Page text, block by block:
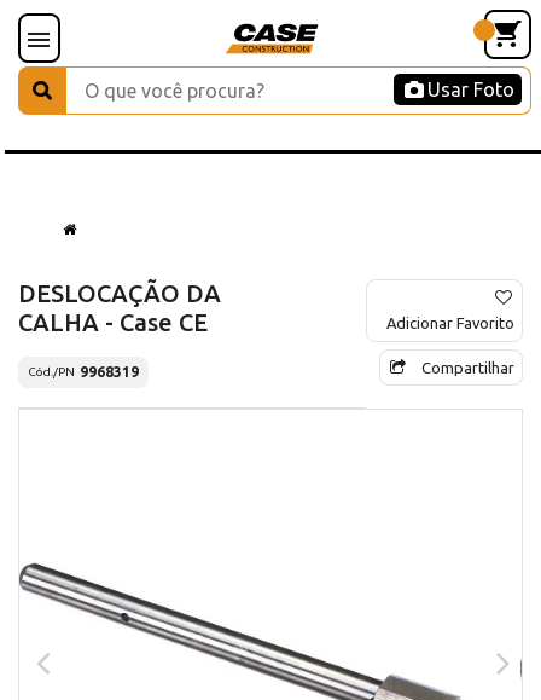
Usar Foto
DESLOCAÇÃO DA
CALHA - Case CE
Cód./PN 9968319
Adicionar Favorito
Compartilhar